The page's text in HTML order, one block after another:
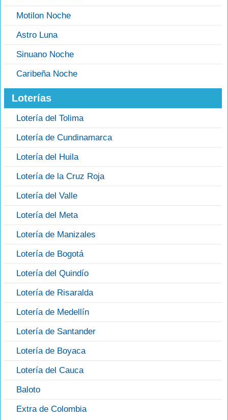
Motilon Noche
Astro Luna
Sinuano Noche
Caribeña Noche
Loterías
Lotería del Tolima
Lotería de Cundinamarca
Lotería del Huila
Lotería de la Cruz Roja
Lotería del Valle
Lotería del Meta
Lotería de Manizales
Lotería de Bogotá
Lotería del Quindío
Lotería de Risaralda
Lotería de Medellín
Lotería de Santander
Lotería de Boyaca
Lotería del Cauca
Baloto
Extra de Colombia